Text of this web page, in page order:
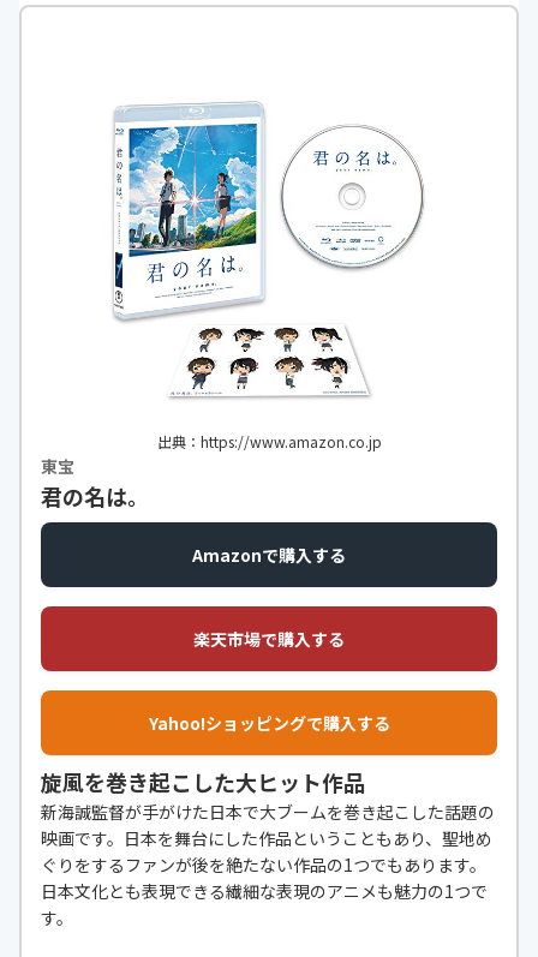
出典：https://www.amazon.co.jp
東宝
君の名は。
Amazonで購入する
楽天市場で購入する
Yahoo!ショッピングで購入する
旋風を巻き起こした大ヒット作品
新海誠監督が手がけた日本で大ブームを巻き起こした話題の
映画です。日本を舞台にした作品ということもあり、聖地め
ぐりをするファンが後を絶たない作品の1つでもあります。
日本文化とも表現できる繊細な表現のアニメも魅力の1つで
す。